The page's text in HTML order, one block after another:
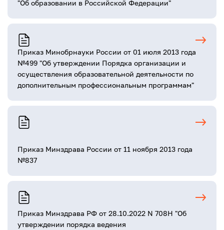
"Об образовании в Российской Федерации"
Приказ Минобрнауки России от 01 июля 2013 года
№499 "Об утверждении Порядка организации и
осуществления образовательной деятельности по
дополнительным профессиональным программам"
Приказ Минздрава России от 11 ноября 2013 года
№837
Приказ Минздрава РФ от 28.10.2022 N 708Н "Об
утверждении порядка ведения